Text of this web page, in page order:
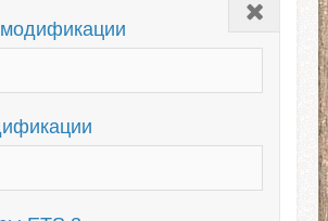
Закрыть